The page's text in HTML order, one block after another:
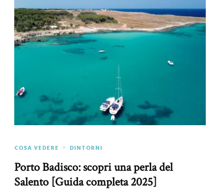
COSA VEDERE DINTORNI
Porto Badisco: scopri una perla del
Salento [Guida completa 2025]